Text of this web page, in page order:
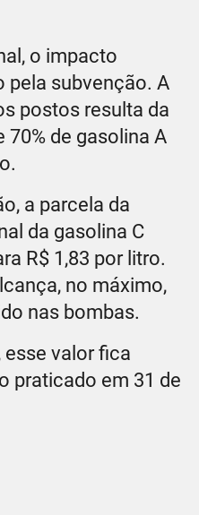
o impacto
pela subvenção. A
postos resulta da
de gasolina A
a parcela da
da gasolina C
R$ 1,83 por litro.
no máximo,
nas bombas.
esse valor fica
praticado em 31 de